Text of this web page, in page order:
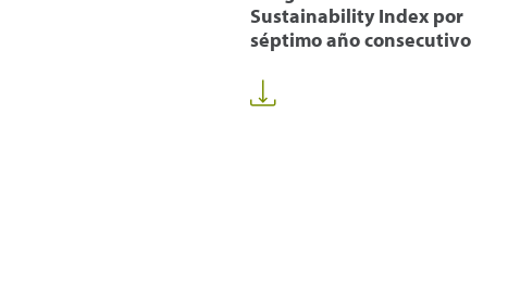
Sustainability Index por
séptimo año consecutivo